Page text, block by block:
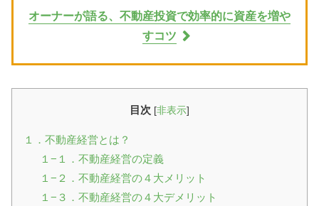
オーナーが語る、不動産投資で効率的に資産を増や
すコツ
目次 [非表示]
１．不動産経営とは？
１−１．不動産経営の定義
１−２．不動産経営の４大メリット
１−３．不動産経営の４大デメリット